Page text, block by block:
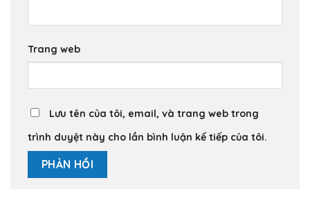
Trang web
Lưu tên của tôi, email, và trang web trong
trình duyệt này cho lần bình luận kế tiếp của tôi.